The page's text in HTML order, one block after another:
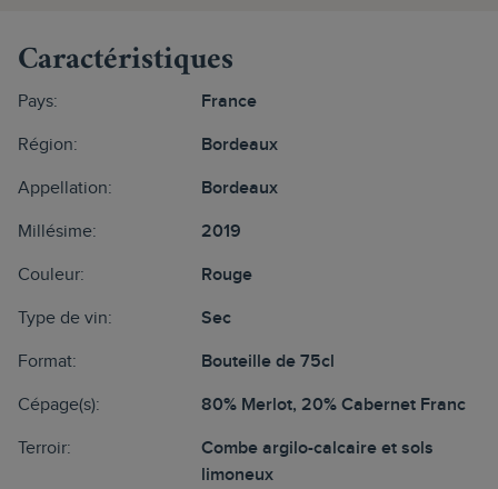
Caractéristiques
Pays: France
Région: Bordeaux
Appellation: Bordeaux
Millésime: 2019
Couleur: Rouge
Type de vin: Sec
Format: Bouteille de 75cl
Cépage(s): 80% Merlot, 20% Cabernet Franc
Terroir:
Combe argilo-calcaire et sols
limoneux